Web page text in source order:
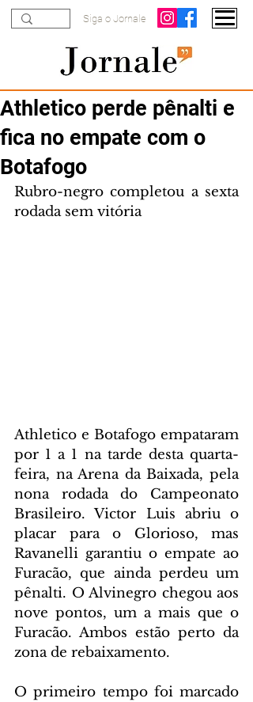
Siga o Jornale
Athletico perde pênalti e
fica no empate com o
Botafogo
Rubro-negro completou a sexta
rodada sem vitória
Athletico e Botafogo empataram
por 1 a 1 na tarde desta quarta-
feira, na Arena da Baixada, pela
nona rodada do Campeonato
Brasileiro. Victor Luis abriu o
placar para o Glorioso, mas
Ravanelli garantiu o empate ao
Furacão, que ainda perdeu um
pênalti. O Alvinegro chegou aos
nove pontos, um a mais que o
Furacão. Ambos estão perto da
zona de rebaixamento.
O primeiro tempo foi marcado